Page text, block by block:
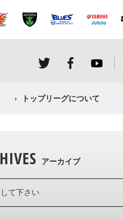
トップリーグについて
アーカイブ
て下さい